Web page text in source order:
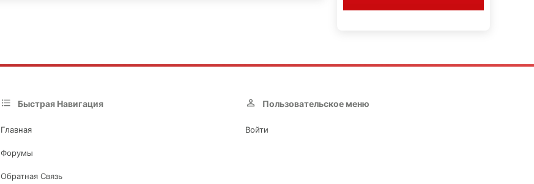
Быстрая Навигация
Главная
Форумы
Обратная Связь
Пользовательское меню
Войти